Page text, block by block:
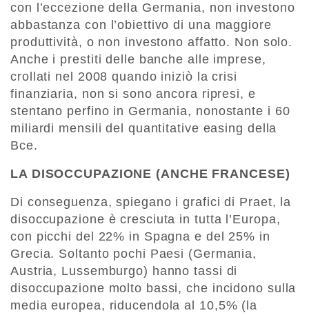
con l’eccezione della Germania, non investono
abbastanza con l’obiettivo di una maggiore
produttività, o non investono affatto. Non solo.
Anche i prestiti delle banche alle imprese,
crollati nel 2008 quando iniziò la crisi
finanziaria, non si sono ancora ripresi, e
stentano perfino in Germania, nonostante i 60
miliardi mensili del quantitative easing della
Bce.
LA DISOCCUPAZIONE (ANCHE FRANCESE)
Di conseguenza, spiegano i grafici di Praet, la
disoccupazione è cresciuta in tutta l’Europa,
con picchi del 22% in Spagna e del 25% in
Grecia. Soltanto pochi Paesi (Germania,
Austria, Lussemburgo) hanno tassi di
disoccupazione molto bassi, che incidono sulla
media europea, riducendola al 10,5% (la